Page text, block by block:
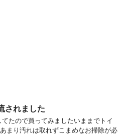
されました
たので買ってみましたいままでトイ
まり汚れは取れずこまめなお掃除が必